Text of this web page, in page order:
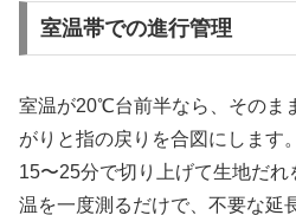
室温帯での進行管理
室温が20℃台前半なら、そのま
がりと指の戻りを合図にします
15〜25分で切り上げて生地だ
温を一度測るだけで、不要な延